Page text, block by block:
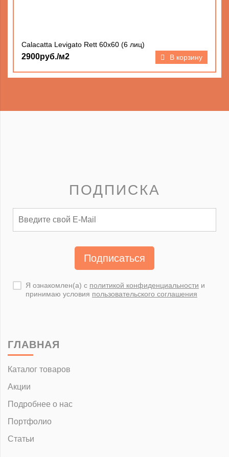
Calacatta Levigato Rett 60х60 (6 лиц)
2900руб./м2 В корзину
ПОДПИСКА
Подписаться
Я ознакомлен(а) с политикой конфиденциальности и
принимаю условия пользовательского соглашения
ГЛАВНАЯ
Каталог товаров
Акции
Подробнее о нас
Портфолио
Статьи